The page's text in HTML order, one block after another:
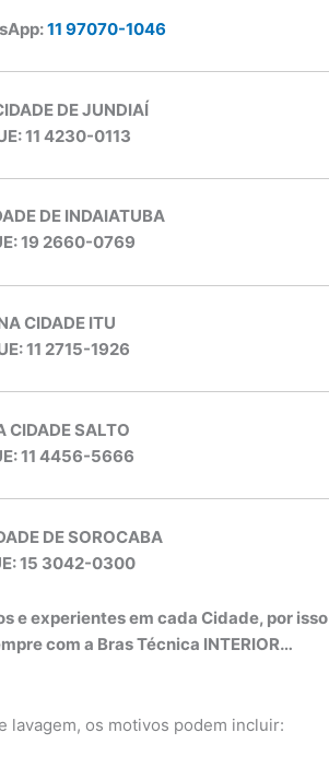
11 97070-1046
DE JUNDIAÍ
11 4230-0113
DE INDAIATUBA
19 2660-0769
CIDADE ITU
11 2715-1926
CIDADE SALTO
11 4456-5666
DE SOROCABA
15 3042-0300
e experientes em cada Cidade, por isso
com a Bras Técnica INTERIOR…
lavagem, os motivos podem incluir: